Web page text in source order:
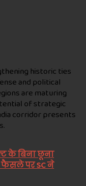
historic ties
and political
are maturing
of strategic
corridor presents
के बिना छूना
फैसले पर SC ने